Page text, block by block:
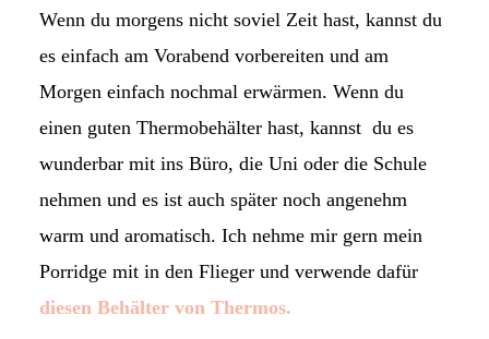
Wenn du morgens nicht soviel Zeit hast, kannst du
es einfach am Vorabend vorbereiten und am
Morgen einfach nochmal erwärmen. Wenn du
einen guten Thermobehälter hast, kannst du es
wunderbar mit ins Büro, die Uni oder die Schule
nehmen und es ist auch später noch angenehm
warm und aromatisch. Ich nehme mir gern mein
Porridge mit in den Flieger und verwende dafür
diesen Behälter von Thermos.